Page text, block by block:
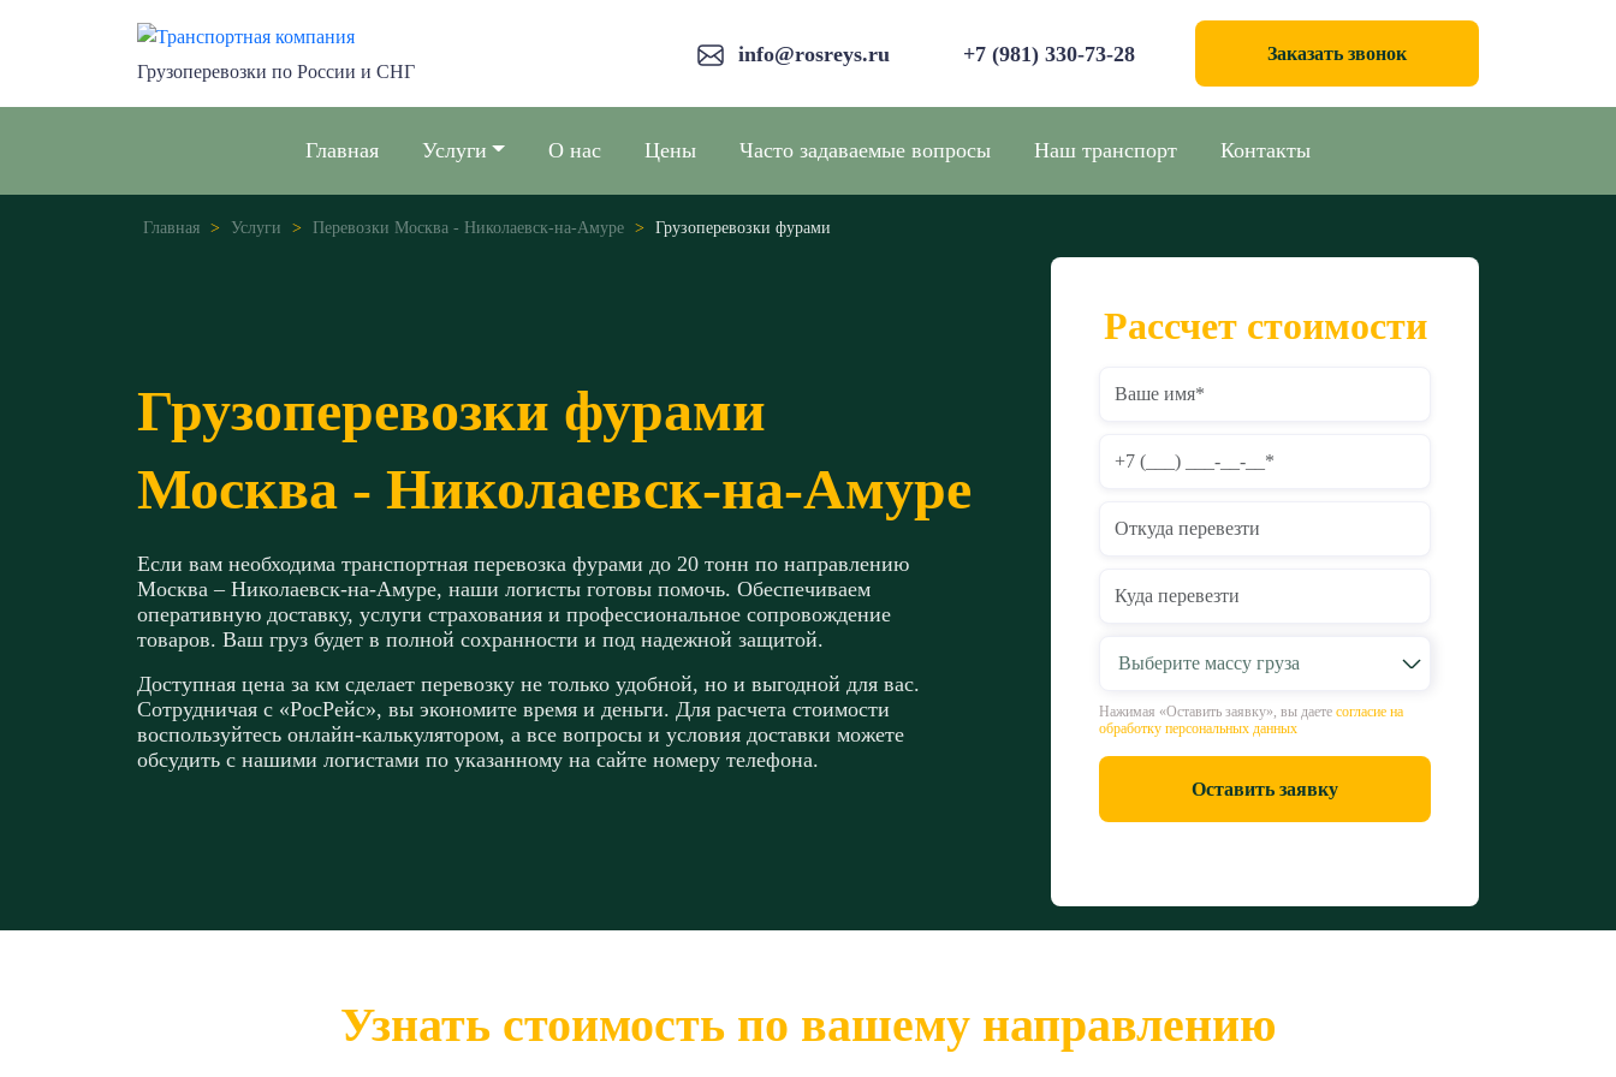
Грузоперевозки по России и СНГ
info@rosreys.ru +7 (981) 330-73-28 Заказать звонок
Главная Услуги О нас Цены Часто задаваемые вопросы Наш транспорт Контакты
Главная > Услуги > Перевозки Москва - Николаевск-на-Амуре > Грузоперевозки фурами
Грузоперевозки фурами
Москва - Николаевск-на-Амуре
Если вам необходима транспортная перевозка фурами до 20 тонн по направлению
Москва – Николаевск-на-Амуре, наши логисты готовы помочь. Обеспечиваем
оперативную доставку, услуги страхования и профессиональное сопровождение
товаров. Ваш груз будет в полной сохранности и под надежной защитой.
Доступная цена за км сделает перевозку не только удобной, но и выгодной для вас.
Сотрудничая с «РосРейс», вы экономите время и деньги. Для расчета стоимости
воспользуйтесь онлайн-калькулятором, а все вопросы и условия доставки можете
обсудить с нашими логистами по указанному на сайте номеру телефона.
Рассчет стоимости
Выберите массу груза
Нажимая «Оставить заявку», вы даете согласие на
обработку персональных данных
Оставить заявку
Узнать стоимость по вашему направлению